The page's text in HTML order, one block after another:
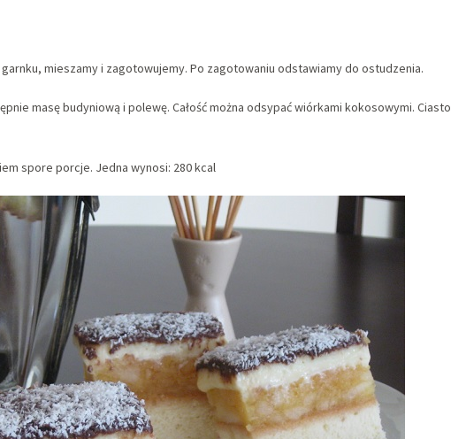
mieszamy i zagotowujemy. Po zagotowaniu odstawiamy do ostudzenia.
masę budyniową i polewę. Całość można odsypać wiórkami kokosowymi. Ciasto
spore porcje. Jedna wynosi: 280 kcal